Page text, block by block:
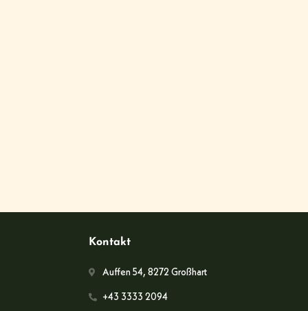
Kontakt
Auffen 54, 8272 Großhart
+43 3333 2094